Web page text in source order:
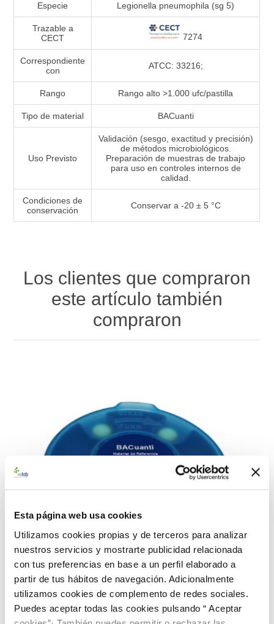
Esta página web usa cookies
Utilizamos cookies propias y de terceros para analizar
nuestros servicios y mostrarte publicidad relacionada
con tus preferencias en base a un perfil elaborado a
partir de tus hábitos de navegación. Adicionalmente
utilizamos cookies de complemento de redes sociales.
Puedes aceptar todas las cookies pulsando “ Aceptar
Especie Legionella pneumophila (sg 5)
Trazable a
CECT
7274
Correspondiente
con
ATCC: 33216;
Rango Rango alto >1.000 ufc/pastilla
Tipo de material BACuanti
Uso Previsto
Validación (sesgo, exactitud y precisión)
de métodos microbiológicos.
Preparación de muestras de trabajo
para uso en controles internos de
calidad.
Condiciones de
conservación
Conservar a -20 ± 5 °C
Los clientes que compraron
este artículo también
compraron